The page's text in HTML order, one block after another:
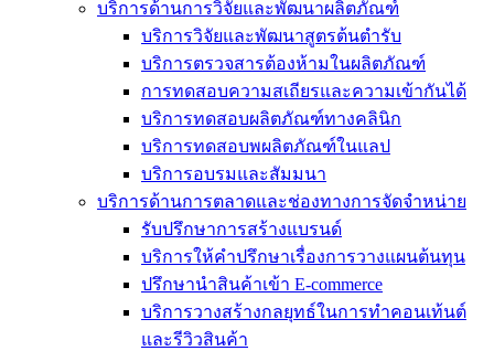
บริการด้านการวิจัยและพัฒนาผลิตภัณฑ์
บริการวิจัยและพัฒนาสูตรต้นตำรับ
บริการตรวจสารต้องห้ามในผลิตภัณฑ์
การทดสอบความสเถียรและความเข้ากันได้
บริการทดสอบผลิตภัณฑ์ทางคลินิก
บริการทดสอบพผลิตภัณฑ์ในแลป
บริการอบรมและสัมมนา
บริการด้านการตลาดและช่องทางการจัดจำหน่าย
รับปรึกษาการสร้างแบรนด์
บริการให้คำปรึกษาเรื่องการวางแผนต้นทุน
ปรึกษานำสินค้าเข้า E-commerce
บริการวางสร้างกลยุทธ์ในการทำคอนเท้นต์
และรีวิวสินค้า